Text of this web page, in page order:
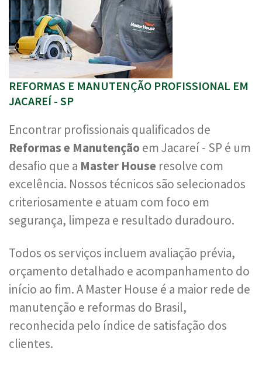
REFORMAS E MANUTENÇÃO PROFISSIONAL EM
JACAREÍ - SP
Encontrar profissionais qualificados de
Reformas e Manutenção em Jacareí - SP é um
desafio que a Master House resolve com
excelência. Nossos técnicos são selecionados
criteriosamente e atuam com foco em
segurança, limpeza e resultado duradouro.
Todos os serviços incluem avaliação prévia,
orçamento detalhado e acompanhamento do
início ao fim. A Master House é a maior rede de
manutenção e reformas do Brasil,
reconhecida pelo índice de satisfação dos
clientes.